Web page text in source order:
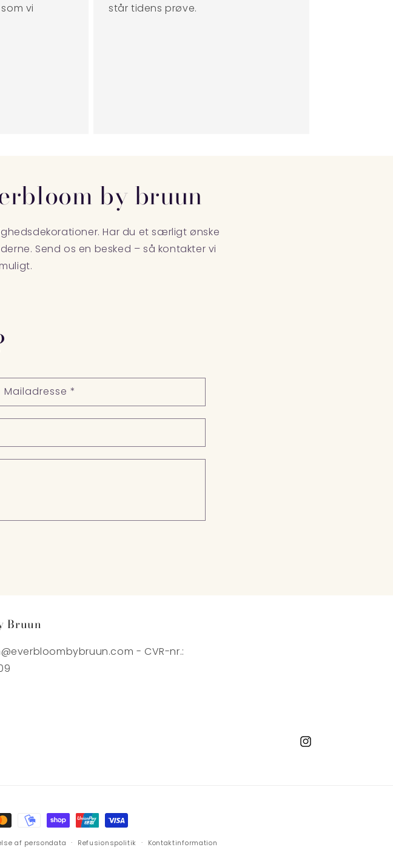
vi
står tidens prøve.
by bruun
Har du et særligt ønske
Send os en besked – så kontakter vi
Mailadresse *
Bruun
- CVR-nr.:
Instagram
af persondata Refusionspolitik Kontaktinformation